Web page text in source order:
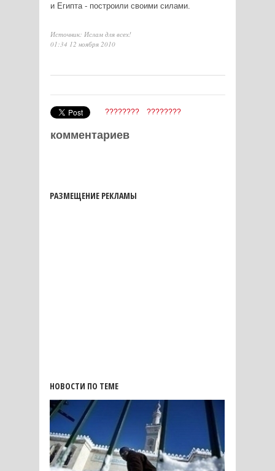
и Египта - построили своими силами.
Источник: Ислам для всех!
01:34 12 ноября 2010
???????? ????????
комментариев
РАЗМЕЩЕНИЕ РЕКЛАМЫ
НОВОСТИ ПО ТЕМЕ